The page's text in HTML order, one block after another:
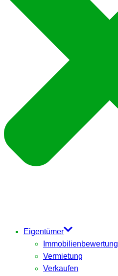
Eigentümer
Immobilienbewertung
Vermietung
Verkaufen